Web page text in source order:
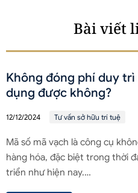
Bài viết
Không đóng phí duy
dụng được không?
12/12/2024 Tư vấn sở hữu trí tuệ
Mã số mã vạch là công cụ
hàng hóa, đặc biệt trong thời
triển như hiện nay.…